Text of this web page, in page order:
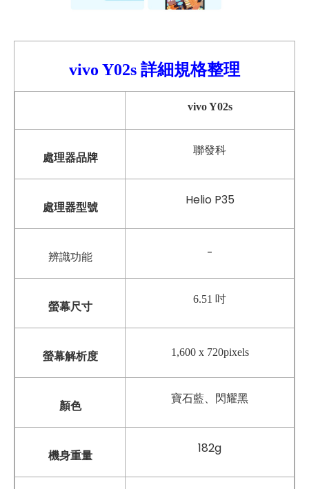
vivo Y02s 詳細規格整理
vivo Y02s
處理器品牌 聯發科
處理器型號 Helio P35
辨識功能 -
螢幕尺寸
6.51 吋
螢幕解析度 1,600 x 720pixels
顏色
寶石藍、閃耀黑
機身重量 182g